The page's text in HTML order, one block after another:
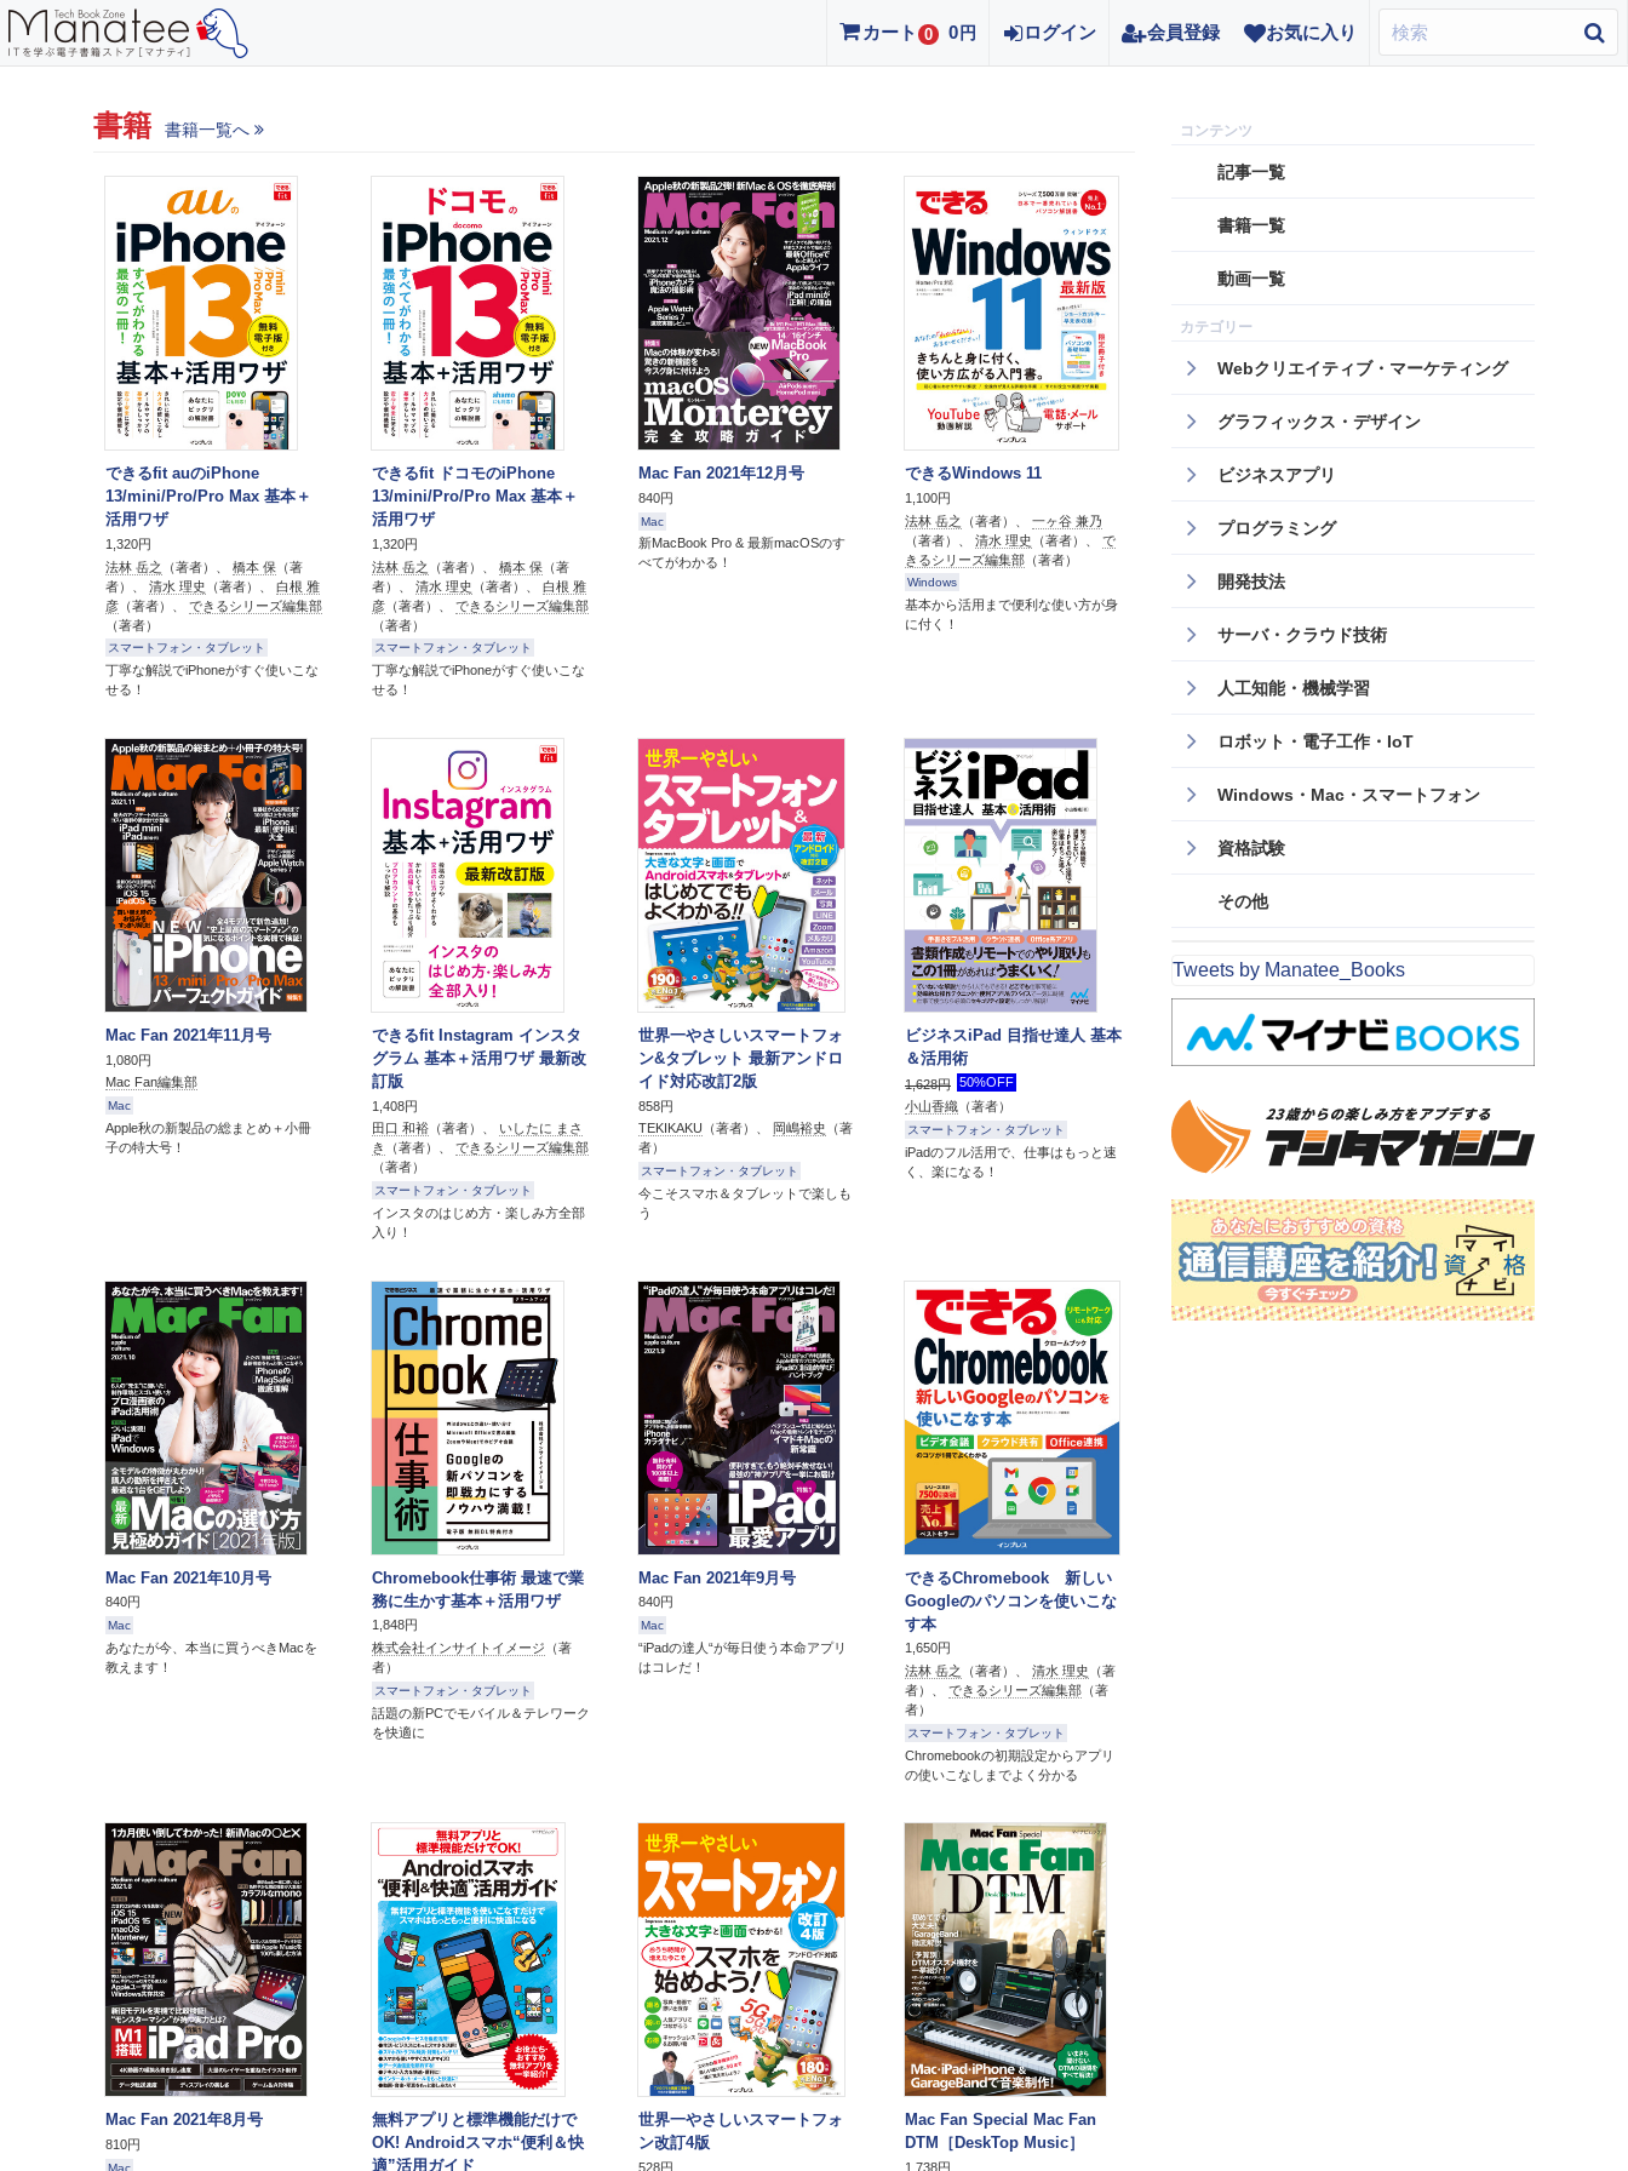
カート 0 0 円 ログイン 会員登録 お気に入り
書籍 書籍一覧へ
できるfit auのiPhone
13/mini/Pro/Pro Max 基本＋
活用ワザ
1,320円
法林 岳之
（著者）、 橋本 保 （著
者）、 清水 理史 （著者）、 白根 雅
彦 （著者）、 できるシリーズ編集部
（著者）
スマートフォン・タブレット
丁寧な解説でiPhoneがすぐ使いこな
せる！
できるfit ドコモのiPhone
13/mini/Pro/Pro Max 基本＋
活用ワザ
1,320円
法林 岳之
（著者）、 橋本 保 （著
者）、 清水 理史 （著者）、 白根 雅
彦 （著者）、 できるシリーズ編集部
（著者）
スマートフォン・タブレット
丁寧な解説でiPhoneがすぐ使いこな
せる！
Mac Fan 2021年12月号
840円
Mac
新MacBook Pro & 最新macOSのす
べてがわかる！
できるWindows 11
1,100円
法林 岳之
（著者）、 一ヶ谷 兼乃
（著者）、 清水 理史 （著者）、 で
きるシリーズ編集部 （著者）
Windows
基本から活用まで便利な使い方が身
に付く！
Mac Fan 2021年11月号
1,080円
Mac Fan編集部
Mac
Apple秋の新製品の総まとめ＋小冊
子の特大号！
できるfit Instagram インスタ
グラム 基本＋活用ワザ 最新改
訂版
1,408円
田口 和裕 （著者）、 いしたに まさ
き
（著者）、 できるシリーズ編集部
（著者）
スマートフォン・タブレット
インスタのはじめ方・楽しみ方全部
入り！
世界一やさしいスマートフォ
ン&タブレット 最新アンドロ
イド対応改訂2版
858円
TEKIKAKU （著者）、 岡嶋裕史 （著
者）
スマートフォン・タブレット
今こそスマホ＆タブレットで楽しも
う
ビジネスiPad 目指せ達人 基本
＆活用術
1,628円 50%OFF
小山香織 （著者）
スマートフォン・タブレット
iPadのフル活用で、仕事はもっと速
く、楽になる！
Mac Fan 2021年10月号
840円
Mac
あなたが今、本当に買うべきMacを
教えます！
Chromebook仕事術 最速で業
務に生かす基本＋活用ワザ
1,848円
株式会社インサイトイメージ （著
者）
スマートフォン・タブレット
話題の新PCでモバイル＆テレワーク
を快適に
Mac Fan 2021年9月号
840円
Mac
“iPadの達人“が毎日使う本命アプリ
はコレだ！
できるChromebook 新しい
Googleのパソコンを使いこな
す本
1,650円
法林 岳之
（著者）、 清水 理史 （著
者）、 できるシリーズ編集部 （著
者）
スマートフォン・タブレット
Chromebookの初期設定からアプリ
の使いこなしまでよく分かる
Mac Fan 2021年8月号
810円
Mac
無料アプリと標準機能だけで
OK! Androidスマホ“便利＆快
適”活用ガイド
世界一やさしいスマートフォ
ン改訂4版
528円
Mac Fan Special Mac Fan
DTM［DeskTop Music］
1,738円
記事一覧
書籍一覧
動画一覧
Webクリエイティブ・マーケティング
グラフィックス・デザイン
ビジネスアプリ
プログラミング
開発技法
サーバ・クラウド技術
人工知能・機械学習
ロボット・電子工作・IoT
Windows・Mac・スマートフォン
資格試験
その他
Tweets by Manatee_Books